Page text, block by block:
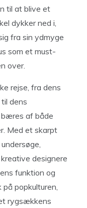
til at blive et
dykker ned i,
fra sin ydmyge
som et must-
over.
rejse, fra dens
dens
bæres af både
Med et skarpt
designere
funktion og
popkulturen,
rygsækkens